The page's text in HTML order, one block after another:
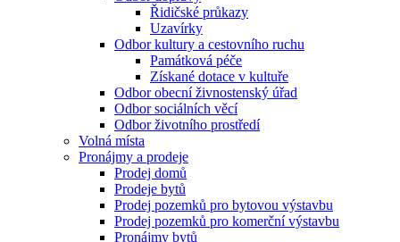
Řidičské průkazy
Uzavírky
Odbor kultury a cestovního ruchu
Památková péče
Získané dotace v kultuře
Odbor obecní živnostenský úřad
Odbor sociálních věcí
Odbor životního prostředí
Volná místa
Pronájmy a prodeje
Prodej domů
Prodeje bytů
Prodej pozemků pro bytovou výstavbu
Prodej pozemků pro komerční výstavbu
Pronájmy bytů